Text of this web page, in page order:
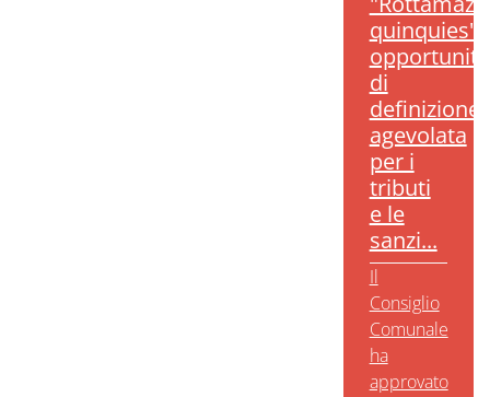
quinquies":
opportunità
di
definizione
agevolata
per i
tributi
e le
sanzi...
Il
Consiglio
Comunale
ha
approvato